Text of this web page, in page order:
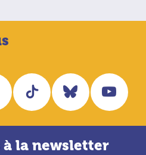
LinkedInTiktok Bluesky
la newsletter